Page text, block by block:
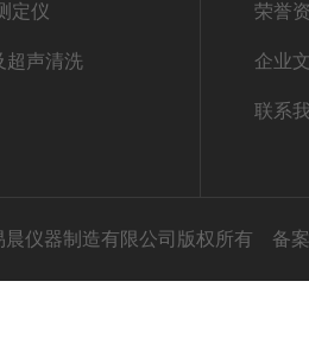
定仪
超声清洗
荣誉
企业
联系
晨仪器制造有限公司版权所有 备